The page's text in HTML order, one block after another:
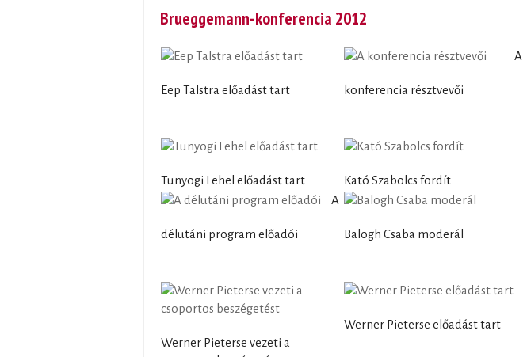
Brueggemann-konferencia 2012
Eep Talstra előadást tart
A
konferencia résztvevői
Tunyogi Lehel előadást tart Kató Szabolcs fordít
A
délutáni program előadói
Balogh Csaba moderál
Werner Pieterse vezeti a
Werner Pieterse előadást tart